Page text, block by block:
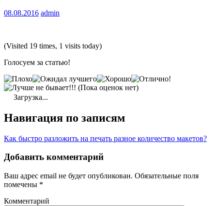
08.08.2016 admin
(Visited 19 times, 1 visits today)
Голосуем за статью!
(Пока оценок нет)
Загрузка...
Навигация по записям
Как быстро разложить на печать разное количество макетов?
Добавить комментарий
Ваш адрес email не будет опубликован. Обязательные поля
помечены *
Комментарий